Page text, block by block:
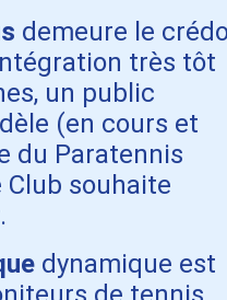
demeure le
très tôt
un public
(en cours et
du Paratennis
Club souhaite
dynamique est